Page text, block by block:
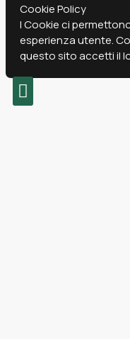
Cookie Policy
I Cookie ci
esperienza utente.
questo sito accetti il